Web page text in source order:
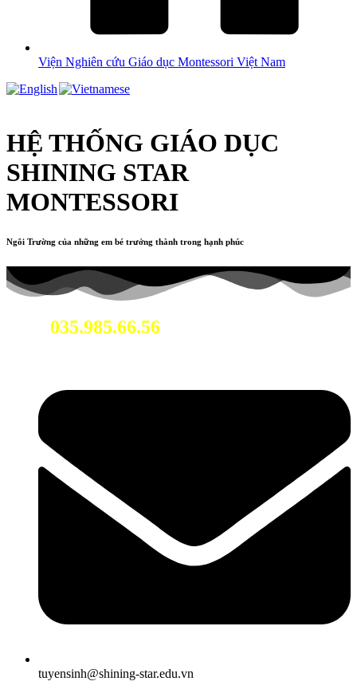
Viện Nghiên cứu Giáo dục Montessori Việt Nam
HỆ THỐNG GIÁO DỤC
SHINING STAR
MONTESSORI
Ngôi Trường của những em bé trưởng thành trong hạnh phúc
035.985.66.56
tuyensinh@shining-star.edu.vn